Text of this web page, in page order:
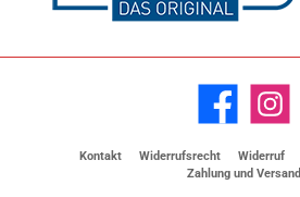
Facebook Instagram
Kontakt Widerrufsrecht Widerruf
Zahlung und Versand